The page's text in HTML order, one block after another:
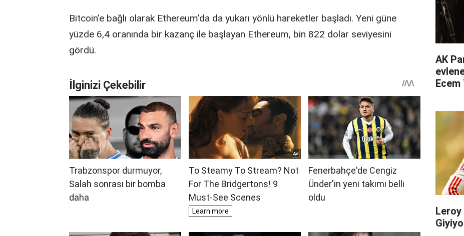
Bitcoin’e bağlı olarak Ethereum’da da yukarı yönlü hareketler başladı. Yeni güne
yüzde 6,4 oranında bir kazanç ile başlayan Ethereum, bin 822 dolar seviyesini
gördü.
AK
Leroy